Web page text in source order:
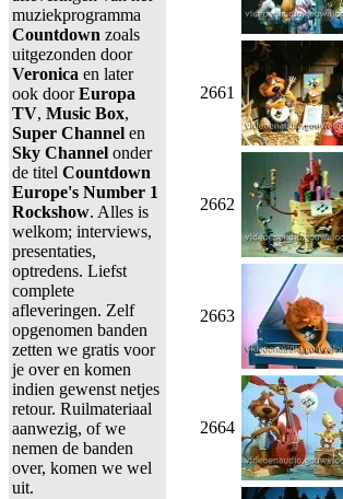
muziekprogramma
Countdown zoals
uitgezonden door
Veronica en later
ook doorEuropa
TV, Music Box,
Super Channel en
Sky Channel onder
de titel Countdown
Europe's Number 1
Rockshow. Alles is
welkom; interviews,
presentaties,
optredens. Liefst
complete
afleveringen. Zelf
opgenomen banden
zetten we gratis voor
je over en komen
indien gewenst netjes
retour. Ruilmateriaal
aanwezig, of we
nemen de banden
over, komen we wel
uit.
2661
2662
2663
2664